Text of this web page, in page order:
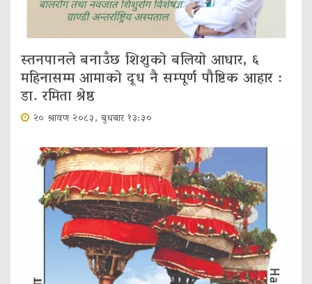
स्तनपानले बनाउँछ शिशुको बलियो आधार, ६
महिनासम्म आमाको दूध नै सम्पूर्ण पौष्टिक आहार :
डा. रमिता श्रेष्ठ
२० श्रावण २०८३, बुधबार १३:३०